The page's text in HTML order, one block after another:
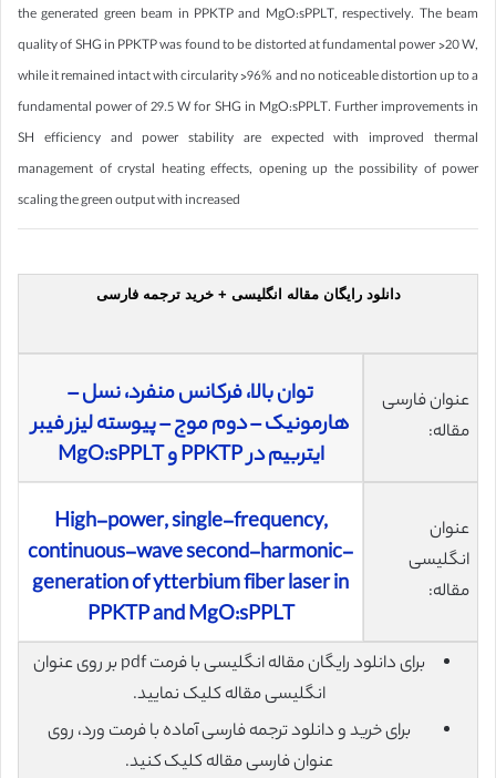
the generated green beam in PPKTP and MgO:sPPLT, respectively. The beam
quality of SHG in PPKTP was found to be distorted at fundamental power >20 W,
while it remained intact with circularity >96% and no noticeable distortion up to a
fundamental power of 29.5 W for SHG in MgO:sPPLT. Further improvements in
SH efficiency and power stability are expected with improved thermal
management of crystal heating effects, opening up the possibility of power
scaling the green output with increased
دانلود رایگان مقاله انگلیسی + خرید ترجمه فارسی
عنوان فارسی
مقاله:
توان بالا، فرکانس منفرد، نسل –
هارمونیک – دوم موج – پیوسته‌ لیزر فیبر
ایتربیم در PPKTP و MgO:sPPLT
عنوان
انگلیسی
مقاله:
High-power, single-frequency,
continuous-wave second-harmonic-
generation of ytterbium fiber laser in
PPKTP and MgO:sPPLT
برای دانلود رایگان مقاله انگلیسی با فرمت pdf بر روی عنوان
انگلیسی مقاله کلیک نمایید.
برای خرید و دانلود ترجمه فارسی آماده با فرمت ورد، روی
عنوان فارسی مقاله کلیک کنید.